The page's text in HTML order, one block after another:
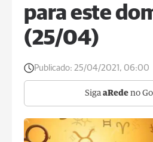
para este
(25/04)
Publicado: 25/04/2021, 06:00
Siga aRede no